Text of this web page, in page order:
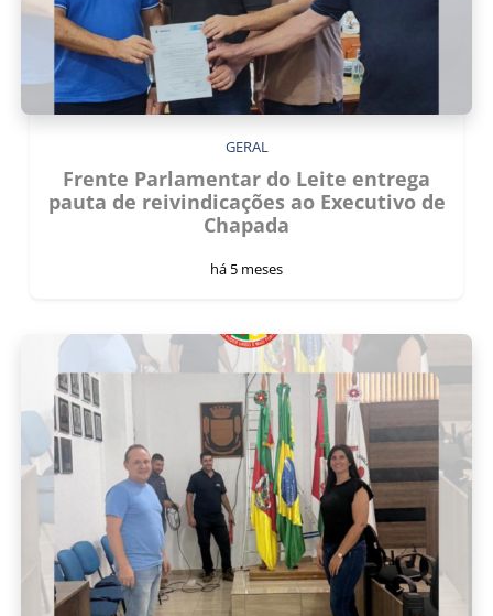
GERAL
Frente Parlamentar do Leite entrega
pauta de reivindicações ao Executivo de
Chapada
há 5 meses